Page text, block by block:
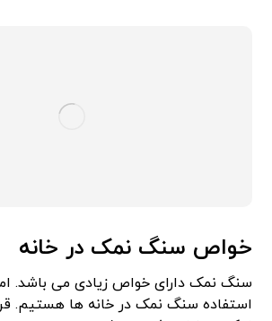
خواص سنگ نمک در خانه
سنگ نمک دارای خواص زیادی می باشد.
استفاده سنگ نمک در خانه ها هستیم.